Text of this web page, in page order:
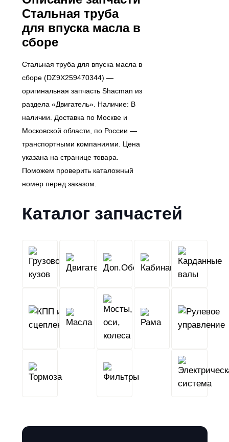
Стальная труба
для впуска масла в
сборе
Стальная труба для впуска масла в
сборе (DZ9X259470344) —
оригинальная запчасть Shacman из
раздела «Двигатель». Наличие: В
наличии. Доставка по Москве и
Московской области, по России —
транспортными компаниями. Цена
указана на странице товара.
Поможем проверить каталожный
номер перед заказом.
Каталог запчастей
Грузовой
кузов
Двигатель Кабина
КПП
и
сцепление
Масла
оси,
Рама
Тормоза Фильтры